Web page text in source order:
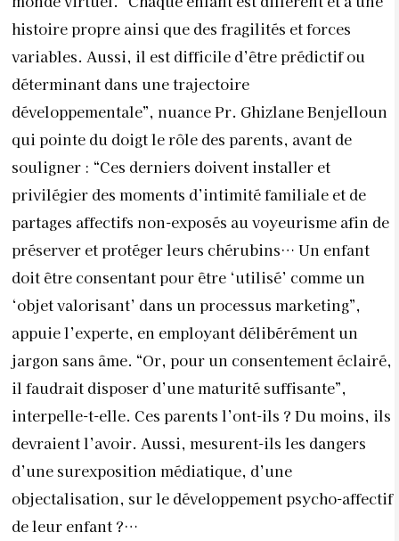
histoire propre ainsi que des fragilités et forces
variables. Aussi, il est difficile d’être prédictif ou
déterminant dans une trajectoire
développementale”, nuance Pr. Ghizlane Benjelloun
qui pointe du doigt le rôle des parents, avant de
souligner : “Ces derniers doivent installer et
privilégier des moments d’intimité familiale et de
partages affectifs non-exposés au voyeurisme afin de
préserver et protéger leurs chérubins… Un enfant
doit être consentant pour être ‘utilisé’ comme un
‘objet valorisant’ dans un processus marketing”,
appuie l’experte, en employant délibérément un
jargon sans âme. “Or, pour un consentement éclairé,
il faudrait disposer d’une maturité suffisante”,
interpelle-t-elle. Ces parents l’ont-ils ? Du moins, ils
devraient l’avoir. Aussi, mesurent-ils les dangers
d’une surexposition médiatique, d’une
objectalisation, sur le développement psycho-affectif
de leur enfant ?…